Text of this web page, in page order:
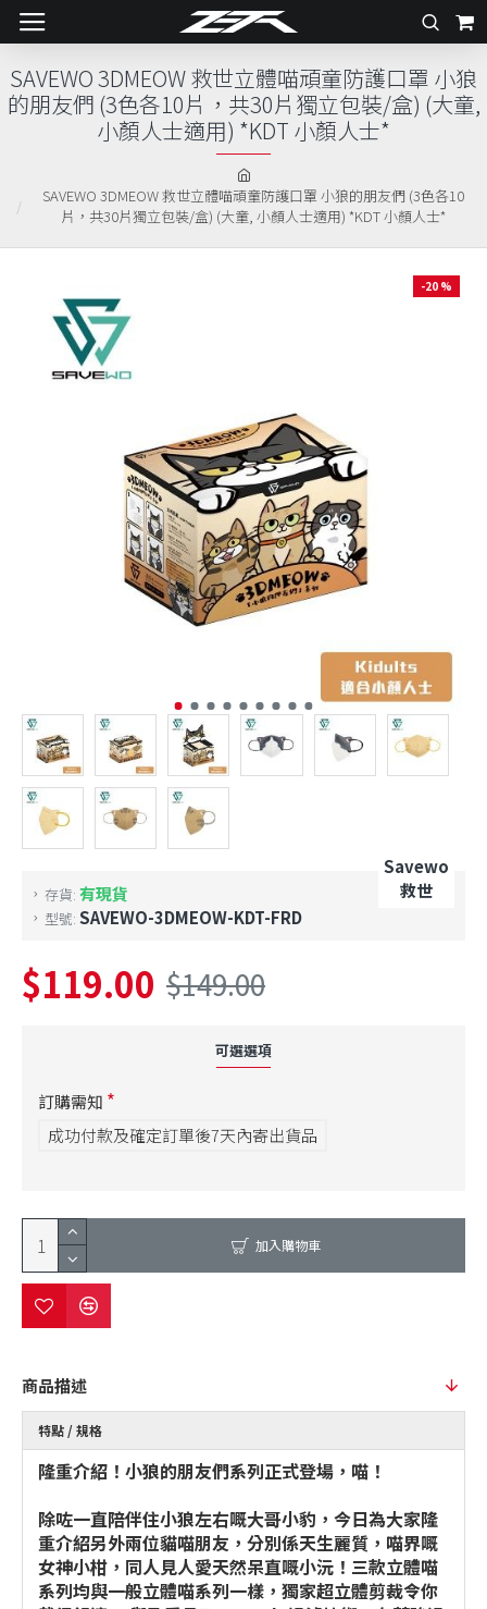
SAVEWO 3DMEOW 救世立體喵頑童防護口罩 小狼的朋友們 (3色各10
片，共30片獨立包裝/盒) (大童, 小顏人士適用) *KDT 小顏人士*
SAVEWO 3DMEOW 救世立體喵頑童防護口罩 小狼
的朋友們 (3色各10片，共30片獨立包裝/盒) (大童,
小顏人士適用) *KDT 小顏人士*
-20 %
存貨: 有現貨
型號: SAVEWO-3DMEOW-KDT-FRD
Savewo
救世
$119.00 $149.00
可選選項
訂購需知
成功付款及確定訂單後7天內寄出貨品
加入購物車
商品描述
特點 / 規格
隆重介紹！小狼的朋友們系列正式登場，喵！
除咗一直陪伴住小狼左右嘅大哥小豹，今日為大家隆
重介紹另外兩位貓喵朋友，分別係天生麗質，喵界嘅
女神小柑，同人見人愛天然呆直嘅小沅！三款立體喵
系列均與一般立體喵系列一樣，獨家超立體剪裁令你